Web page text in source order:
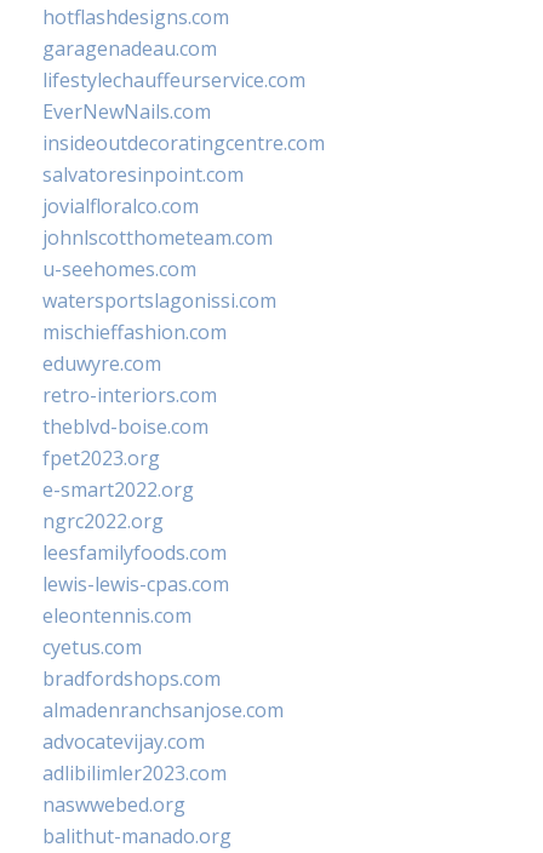
hotflashdesigns.com
garagenadeau.com
lifestylechauffeurservice.com
EverNewNails.com
insideoutdecoratingcentre.com
salvatoresinpoint.com
jovialfloralco.com
johnlscotthometeam.com
u-seehomes.com
watersportslagonissi.com
mischieffashion.com
eduwyre.com
retro-interiors.com
theblvd-boise.com
fpet2023.org
e-smart2022.org
ngrc2022.org
leesfamilyfoods.com
lewis-lewis-cpas.com
eleontennis.com
cyetus.com
bradfordshops.com
almadenranchsanjose.com
advocatevijay.com
adlibilimler2023.com
naswwebed.org
balithut-manado.org